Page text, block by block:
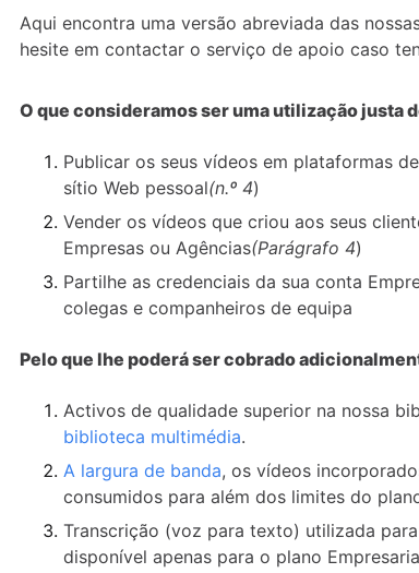
Aqui encontra uma versão abreviada das
hesite em contactar o serviço de apoio caso
O que consideramos ser uma utilização justa
Publicar os seus vídeos em plataformas
sítio Web pessoal(n.º 4)
Vender os vídeos que criou aos seus
Empresas ou Agências(Parágrafo 4)
Partilhe as credenciais da sua conta
colegas e companheiros de equipa
Pelo que lhe poderá ser cobrado
Activos de qualidade superior na nossa
biblioteca multimédia.
A largura de banda, os vídeos
consumidos para além dos limites do
Transcrição (voz para texto) utilizada
disponível apenas para o plano